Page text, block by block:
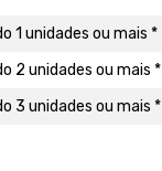
1 unidades ou mais *
2 unidades ou mais *
3 unidades ou mais *